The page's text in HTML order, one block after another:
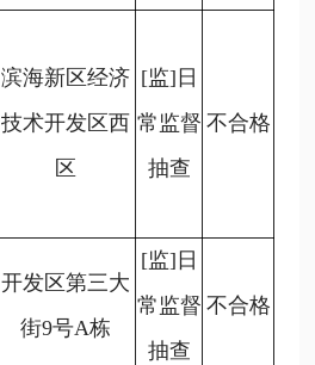
滨海新区经济
技术开发区西
区
[监]日
常监督
抽查
不合格
开发区第三大
街9号A栋
[监]日
常监督
抽查
不合格